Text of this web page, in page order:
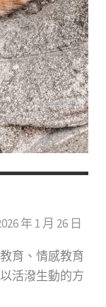
年 1 月 26 日
育、情感教育
活潑生動的方